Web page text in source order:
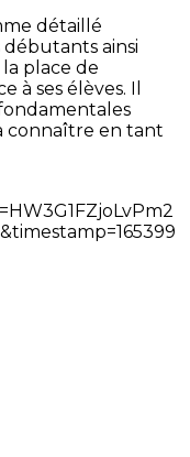
détaillé
ainsi
place de
à ses élèves. Il
connaître en tant